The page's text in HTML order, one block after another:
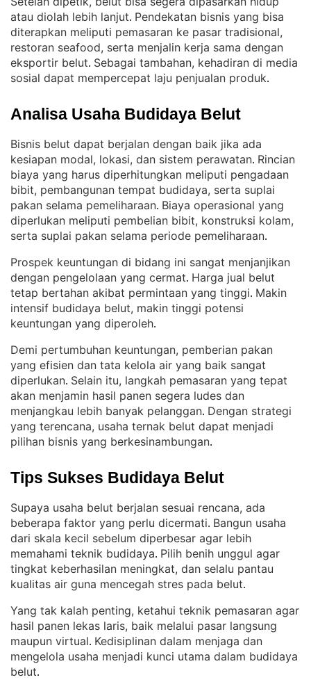
atau diolah lebih lanjut. Pendekatan bisnis yang bisa
diterapkan meliputi pemasaran ke pasar tradisional,
restoran seafood, serta menjalin kerja sama dengan
eksportir belut. Sebagai tambahan, kehadiran di media
sosial dapat mempercepat laju penjualan produk.
Analisa Usaha Budidaya Belut
Bisnis belut dapat berjalan dengan baik jika ada
kesiapan modal, lokasi, dan sistem perawatan. Rincian
biaya yang harus diperhitungkan meliputi pengadaan
bibit, pembangunan tempat budidaya, serta suplai
pakan selama pemeliharaan. Biaya operasional yang
diperlukan meliputi pembelian bibit, konstruksi kolam,
serta suplai pakan selama periode pemeliharaan.
Prospek keuntungan di bidang ini sangat menjanjikan
dengan pengelolaan yang cermat. Harga jual belut
tetap bertahan akibat permintaan yang tinggi. Makin
intensif budidaya belut, makin tinggi potensi
keuntungan yang diperoleh.
Demi pertumbuhan keuntungan, pemberian pakan
yang efisien dan tata kelola air yang baik sangat
diperlukan. Selain itu, langkah pemasaran yang tepat
akan menjamin hasil panen segera ludes dan
menjangkau lebih banyak pelanggan. Dengan strategi
yang terencana, usaha ternak belut dapat menjadi
pilihan bisnis yang berkesinambungan.
Tips Sukses Budidaya Belut
Supaya usaha belut berjalan sesuai rencana, ada
beberapa faktor yang perlu dicermati. Bangun usaha
dari skala kecil sebelum diperbesar agar lebih
memahami teknik budidaya. Pilih benih unggul agar
tingkat keberhasilan meningkat, dan selalu pantau
kualitas air guna mencegah stres pada belut.
Yang tak kalah penting, ketahui teknik pemasaran agar
hasil panen lekas laris, baik melalui pasar langsung
maupun virtual. Kedisiplinan dalam menjaga dan
mengelola usaha menjadi kunci utama dalam budidaya
belut.